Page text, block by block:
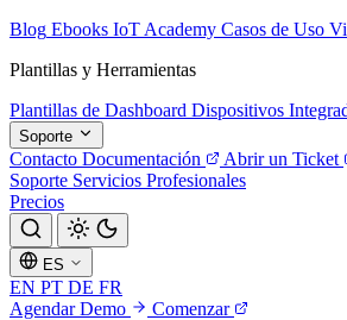
Blog Ebooks IoT Academy Casos de Uso
Plantillas y Herramientas
Plantillas de Dashboard Dispositivos
Soporte
Contacto Documentación Abrir un Ticket
Soporte Servicios Profesionales
Precios
ES
EN PT DE FR
Agendar Demo
Comenzar